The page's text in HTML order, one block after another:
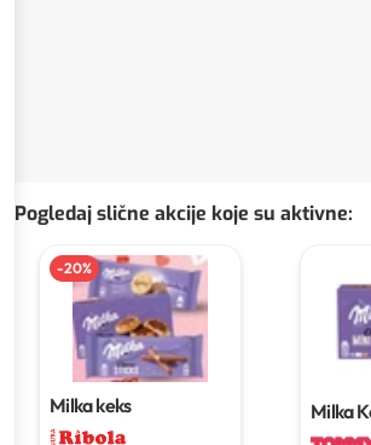
Pogledaj slične akcije koje su aktivne:
-20%
Milka keks Milka
g